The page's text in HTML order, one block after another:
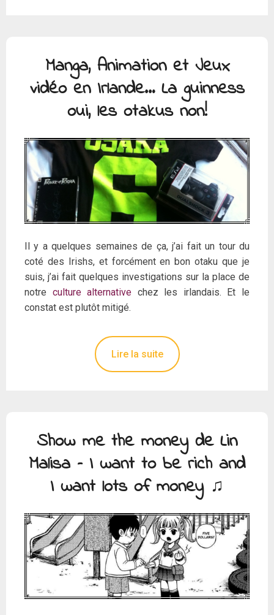
Manga, Animation et Jeux
vidéo en Irlande… La guinness
oui, les otakus non!
Il y a quelques semaines de ça, j’ai fait un tour du
coté des Irishs, et forcément en bon otaku que je
suis, j’ai fait quelques investigations sur la place de
notre culture alternative chez les irlandais. Et le
constat est plutôt mitigé.
Lire la suite
Show me the money de Lin
Malisa – I want to be rich and
I want lots of money ♫